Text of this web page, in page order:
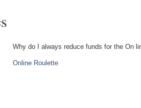
Why do I always reduce funds for the On
Online Roulette